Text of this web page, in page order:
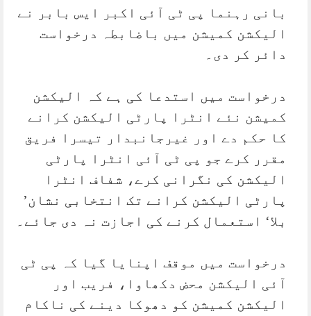
بانی رہنما پی ٹی آئی اکبر ایس بابر نے
الیکشن کمیشن میں باضابطہ درخواست
دائر کر دی۔
درخواست میں استدعا کی ہے کہ الیکشن
کمیشن نئے انٹرا پارٹی الیکشن کرانے
کا حکم دے اور غیرجانبدار تیسرا فریق
مقرر کرے جو پی ٹی آئی انٹرا پارٹی
الیکشن کی نگرانی کرے، شفاف انٹرا
پارٹی الیکشن کرانے تک انتخابی نشان’
بلا‘ استعمال کرنے کی اجازت نہ دی جائے۔
درخواست میں موقف اپنایا گیا کہ پی ٹی
آئی الیکشن محض دکھاوا، فریب اور
الیکشن کمیشن کو دھوکا دینے کی ناکام